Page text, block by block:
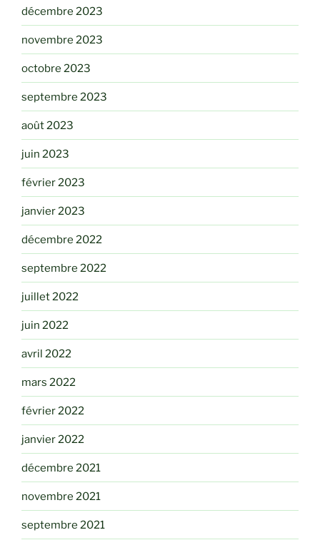
décembre 2023
novembre 2023
octobre 2023
septembre 2023
août 2023
juin 2023
février 2023
janvier 2023
décembre 2022
septembre 2022
juillet 2022
juin 2022
avril 2022
mars 2022
février 2022
janvier 2022
décembre 2021
novembre 2021
septembre 2021